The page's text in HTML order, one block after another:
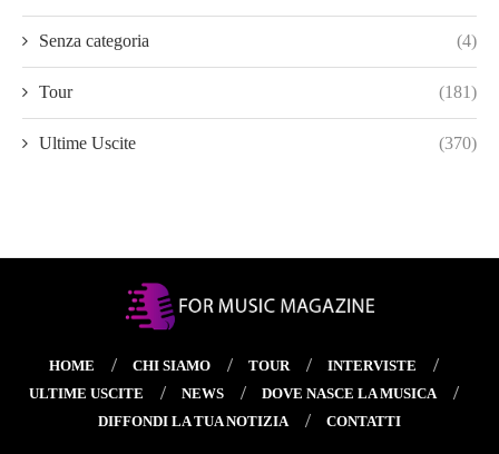
Senza categoria (4)
Tour (181)
Ultime Uscite (370)
HOME CHI SIAMO TOUR
INTERVISTE
ULTIME USCITE
NEWS
DOVE NASCE LA MUSICA
DIFFONDI LA TUA NOTIZIA
CONTATTI